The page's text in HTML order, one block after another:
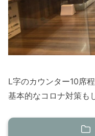
L字のカウンター10席
基本的なコロナ対策も